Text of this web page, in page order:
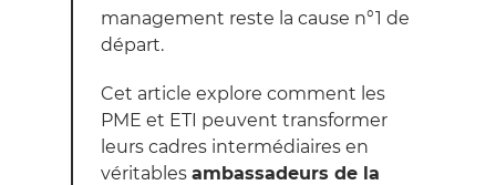
management reste la cause n°1 de
départ.
Cet article explore comment les
PME et ETI peuvent transformer
leurs cadres intermédiaires en
véritables ambassadeurs de la